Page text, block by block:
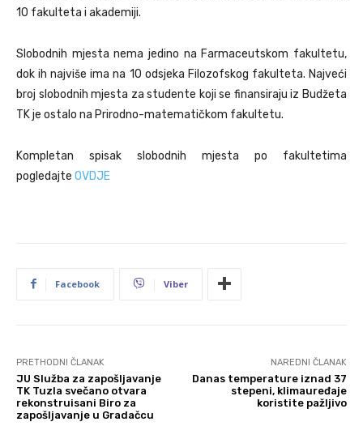
10 fakulteta i akademiji.
Slobodnih mjesta nema jedino na Farmaceutskom fakultetu,
dok ih najviše ima na 10 odsjeka Filozofskog fakulteta. Najveći
broj slobodnih mjesta za studente koji se finansiraju iz Budžeta
TK je ostalo na Prirodno-matematičkom fakultetu.
Kompletan spisak slobodnih mjesta po fakultetima
pogledajte OVDJE
Facebook Viber
PRETHODNI ČLANAK
JU Služba za zapošljavanje
TK Tuzla svečano otvara
rekonstruisani Biro za
zapošljavanje u Gradačcu
NAREDNI ČLANAK
Danas temperature iznad 37
stepeni, klimauređaje
koristite pažljivo